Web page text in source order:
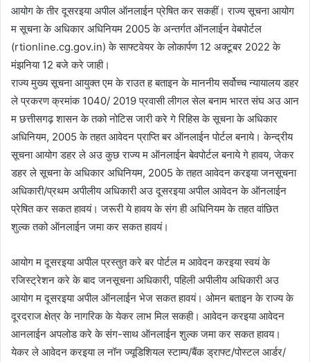
आयोग के तीर दूसरइया अपील ऑनलाईन प्रेषित कर सकहीं। राज्य सूचना आयोग
म सूचना के अधिकार अधिनियम 2005 के अन्तर्गत ऑनलाईन वेबपोर्टल
(rtionline.cg.gov.in) के साफ्टवेयर के लोकार्पण 12 अक्टूबर 2022 के
मंझनिया 12 बजे करे जाही।
राज्य मुख्य सूचना आयुक्त एम के राउत ह बताइन के माननीय सर्वोच्च न्यायालय डहर
ले प्रकरण क्रमांक 1040/ 2019 प्रवासी लीगल सेल बनाम भारत संघ अउ आन
म छत्तीसगढ़ शासन के तको नोटिस जारी करे गे रिहिस के सूचना के अधिकार
अधिनियम, 2005 के तहत आवेदन प्राप्ति बर ऑनलाईन पोर्टल बनाये। केन्द्रीय
सूचना आयोग डहर ले अउ कुछ राज्य म ऑनलाईन बेवपोर्टल बनाये गे हावय, जेकर
डहर ले सूचना के अधिकार अधिनियम, 2005 के तहत आवेदन करइया जनसूचना
अधिकारी/प्रथम अपीलीय अधिकारी अउ दूसरइया अपील आवेदन के ऑनलाईन
प्रेषित कर सकत हावयं। जरूरी ये हावय के संग ही अधिनियम के तहत वांछित
शुल्क तको ऑनलाईन जमा कर सकत हावयं।
आयोग म दूसरइया अपील प्रस्तुत करे बर पोर्टल म आवेदन करइया स्वयं के
रजिस्ट्रेशन करे के बाद जनसूचना अधिकारी, पहिली अपीलीय अधिकारी अउ
आयोग म दूसरइया अपील ऑनलाईन भेज सकत हावयं। ओमन बताइन के राज्य के
दूरदराज क्षेत्र के नागरिक के येकर लाभ मिल सकही। आवेदन करइया आवेदन
आनलाईन अपलोड करे के संग-साथ ऑनलाईन शुल्क जमा कर सकत हावय।
येकर ले आवेदन करइया ल नॉन ज्यूडिशियल स्टाम्प/बैंक ड्राफ्ट/पोस्टल आर्डर/